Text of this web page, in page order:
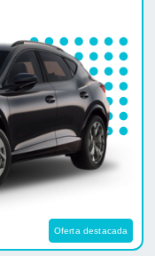
Oferta destacada